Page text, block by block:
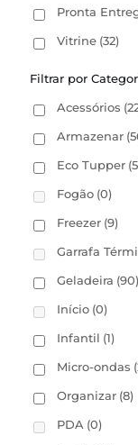
Pronta
Vitrine (32)
Filtrar por
Acessórios
Armazenar
Eco Tupper
Fogão (0)
Freezer (9)
Garrafa
Geladeira (90)
Início (0)
Infantil (1)
Micro-ondas
Organizar (8)
PDA (0)